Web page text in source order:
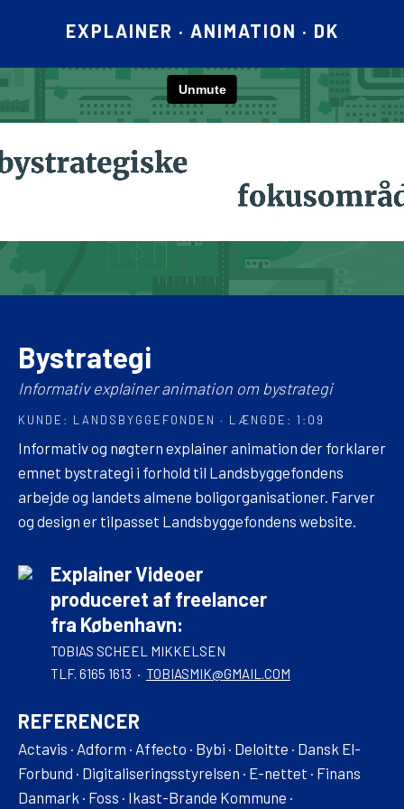
EXPLAINER · ANIMATION · DK
Bystrategi
Informativ explainer animation om bystrategi
KUNDE: LANDSBYGGEFONDEN · LÆNGDE: 1:09
Informativ og nøgtern explainer animation der forklarer
emnet bystrategi i forhold til Landsbyggefondens
arbejde og landets almene boligorganisationer. Farver
og design er tilpasset Landsbyggefondens website.
Explainer Videoer
produceret af freelancer
fra København:
TOBIAS SCHEEL MIKKELSEN
TLF. 6165 1613 · TOBIASMIK@GMAIL.COM
REFERENCER
Actavis · Adform · Affecto · Bybi · Deloitte · Dansk El-
Forbund · Digitaliseringsstyrelsen · E-nettet · Finans
Danmark · Foss · Ikast-Brande Kommune ·